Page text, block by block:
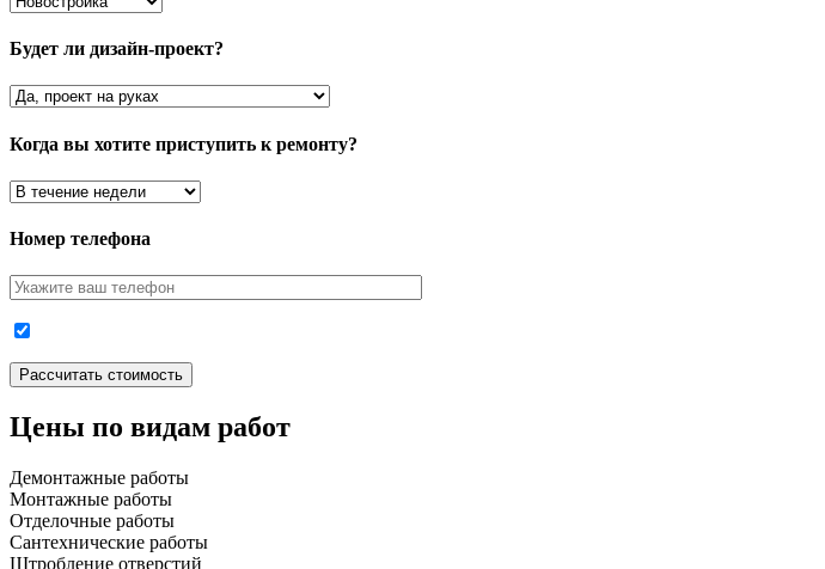
Будет ли дизайн-проект?
Когда вы хотите приступить к ремонту?
Номер телефона
Цены по видам работ
Демонтажные работы
Монтажные работы
Отделочные работы
Сантехнические работы
Штробление отверстий